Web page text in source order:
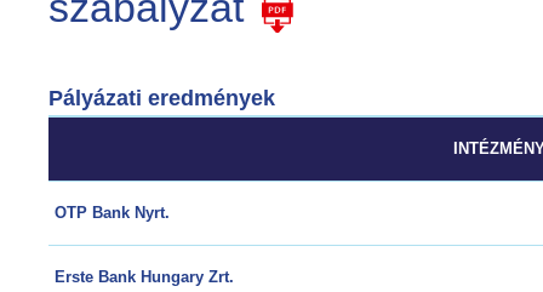
Pályázati eredmények
OTP Bank Nyrt.
Erste Bank Hungary Zrt.